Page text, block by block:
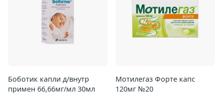
Боботик капли д/внутр
примен 66,66мг/мл 30мл
Мотилегаз Форте капс
120мг №20